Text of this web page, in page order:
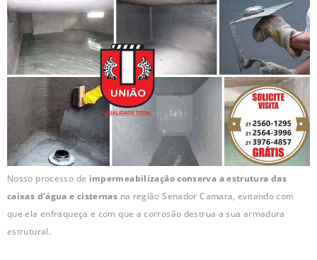
Nosso processo de impermeabilização conserva a estrutura das
caixas d’água e cisternas na região Senador Camara, evitando com
que ela enfraqueça e com que a corrosão destrua a sua armadura
estrutural.